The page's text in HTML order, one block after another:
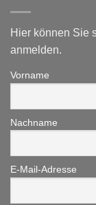
Hier können Sie
anmelden.
Vorname
Nachname
E-Mail-Adresse